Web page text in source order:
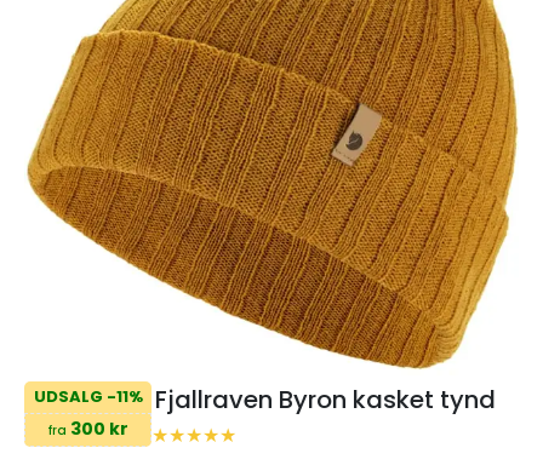
UDSALG -11%
fra 300 kr
Fjallraven Byron kasket tynd